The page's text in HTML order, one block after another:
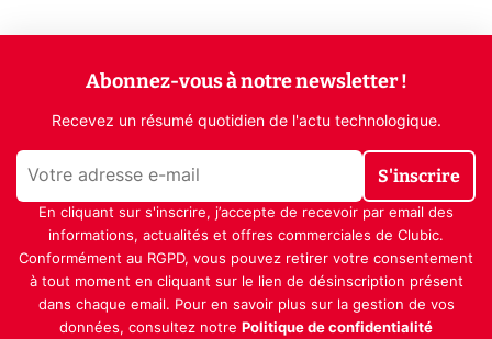
Abonnez-vous à notre newsletter !
Recevez un résumé quotidien de l'actu technologique.
S'inscrire
En cliquant sur s'inscrire, j’accepte de recevoir par email des
informations, actualités et offres commerciales de Clubic.
Conformément au RGPD, vous pouvez retirer votre consentement
à tout moment en cliquant sur le lien de désinscription présent
dans chaque email. Pour en savoir plus sur la gestion de vos
données, consultez notre Politique de confidentialité